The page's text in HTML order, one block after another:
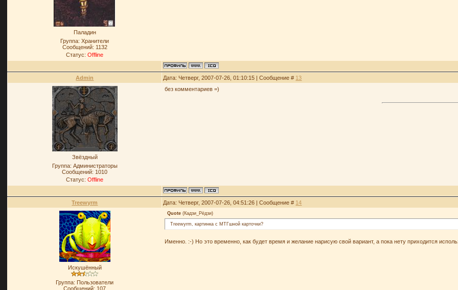
Паладин
Группа: Хранители
Сообщений: 1132
Статус:Offline
Admin Дата: Четверг, 2007-07-26, 01:10:15 | Сообщение # 13
Звёздный
Группа: Администраторы
Сообщений: 1010
Статус:Offline
без комментариев =)
Treewyrm Дата: Четверг, 2007-07-26, 04:51:26 | Сообщение # 14
Искушённый
Группа: Пользователи
Сообщений: 107
Quote (Кадзи_Рёдзи)
Treewyrm, картинка с МТГшной карточки?
Именно. :-) Но это временно, как будет время и желание нарисую свой вариант, а пока нету приходится